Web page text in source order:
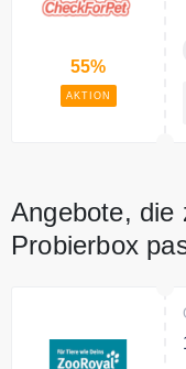
55%
AKTION
Angebote, die
Probierbox